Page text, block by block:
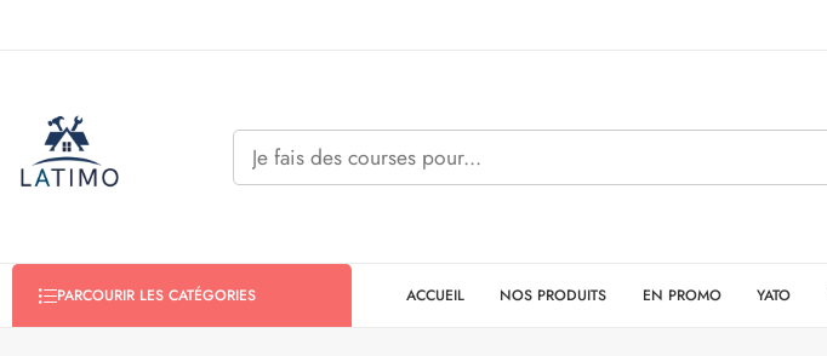
PARCOURIR LES CATÉGORIES ACCUEIL NOS PRODUITS EN PROMO YATO